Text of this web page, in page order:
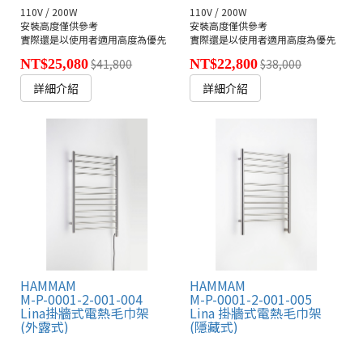
110V / 200W
安裝高度僅供參考
實際還是以使用者適用高度為優先
NT$25,080$41,800
詳細介紹
110V / 200W
安裝高度僅供參考
實際還是以使用者適用高度為優先
NT$22,800$38,000
詳細介紹
HAMMAM
M-P-0001-2-001-004
Lina掛牆式電熱毛巾架
(外露式)
HAMMAM
M-P-0001-2-001-005
Lina 掛牆式電熱毛巾架
(隱藏式)